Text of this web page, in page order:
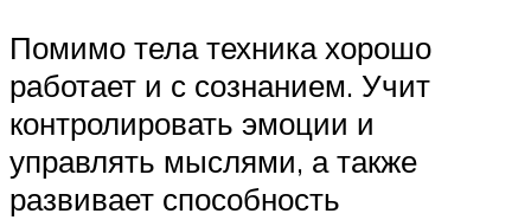
Помимо тела техника хорошо
работает и с сознанием. Учит
контролировать эмоции и
управлять мыслями, а также
развивает способность